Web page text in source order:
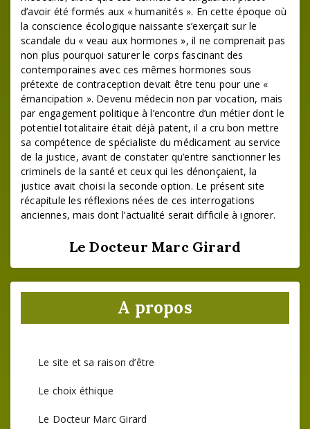
d’avoir été formés aux « humanités ». En cette époque où
la conscience écologique naissante s’exerçait sur le
scandale du « veau aux hormones », il ne comprenait pas
non plus pourquoi saturer le corps fascinant des
contemporaines avec ces mêmes hormones sous
prétexte de contraception devait être tenu pour une «
émancipation ». Devenu médecin non par vocation, mais
par engagement politique à l’encontre d’un métier dont le
potentiel totalitaire était déjà patent, il a cru bon mettre
sa compétence de spécialiste du médicament au service
de la justice, avant de constater qu’entre sanctionner les
criminels de la santé et ceux qui les dénonçaient, la
justice avait choisi la seconde option. Le présent site
récapitule les réflexions nées de ces interrogations
anciennes, mais dont l’actualité serait difficile à ignorer.
Le Docteur Marc Girard
A propos
Le site et sa raison d’être
Le choix éthique
Le Docteur Marc Girard